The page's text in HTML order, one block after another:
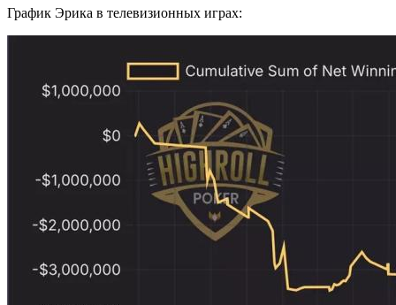
График Эрика в телевизионных играх: